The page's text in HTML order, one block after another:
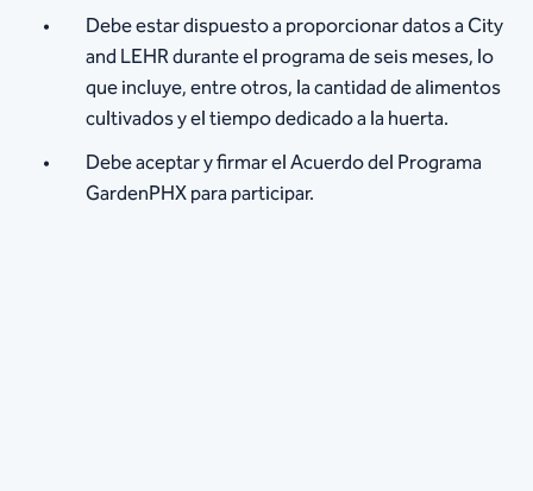
Debe estar dispuesto a proporcionar datos a City
and LEHR durante el programa de seis meses, lo
que incluye, entre otros, la cantidad de alimentos
cultivados y el tiempo dedicado a la huerta.
Debe aceptar y firmar el Acuerdo del Programa
GardenPHX para participar.​